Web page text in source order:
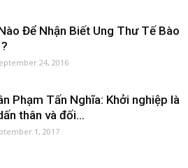
Để Nhận Biết Ung Thư Tế Bào
24, 2016
Phạm Tấn Nghĩa: Khởi nghiệp là
thân và đối...
1, 2017